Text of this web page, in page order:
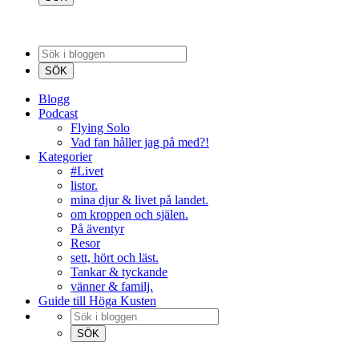
Blogg
Podcast
Flying Solo
Vad fan håller jag på med?!
Kategorier
#Livet
listor.
mina djur & livet på landet.
om kroppen och själen.
På äventyr
Resor
sett, hört och läst.
Tankar & tyckande
vänner & familj.
Guide till Höga Kusten